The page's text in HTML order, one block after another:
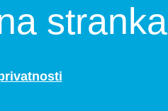
stranka